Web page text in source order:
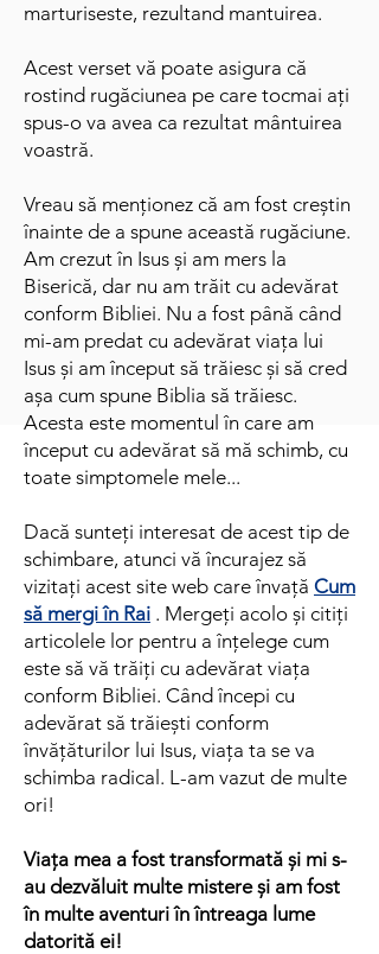
marturiseste, rezultand mantuirea.
Acest verset vă poate asigura că
rostind rugăciunea pe care tocmai ați
spus-o va avea ca rezultat mântuirea
voastră.
Vreau să menționez că am fost creștin
înainte de a spune această rugăciune.
Am crezut în Isus și am mers la
Biserică, dar nu am trăit cu adevărat
conform Bibliei. Nu a fost până când
mi-am predat cu adevărat viața lui
Isus și am început să trăiesc și să cred
așa cum spune Biblia să trăiesc.
Acesta este momentul în care am
început cu adevărat să mă schimb, cu
toate simptomele mele...
Dacă sunteți interesat de acest tip de
schimbare, atunci vă încurajez să
vizitați acest site web care învață Cum
să mergi în Rai . Mergeți acolo și citiți
articolele lor pentru a înțelege cum
este să vă trăiți cu adevărat viața
conform Bibliei. Când începi cu
adevărat să trăiești conform
învățăturilor lui Isus, viața ta se va
schimba radical. L-am vazut de multe
ori!
Viața mea a fost transformată și mi s-
au dezvăluit multe mistere și am fost
în multe aventuri în întreaga lume
datorită ei!